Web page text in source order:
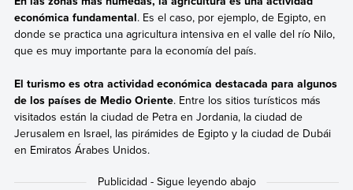
económica fundamental. Es el caso, por ejemplo, de Egipto, en
donde se practica una agricultura intensiva en el valle del río Nilo,
que es muy importante para la economía del país.
El turismo es otra actividad económica destacada para algunos
de los países de Medio Oriente. Entre los sitios turísticos más
visitados están la ciudad de Petra en Jordania, la ciudad de
Jerusalem en Israel, las pirámides de Egipto y la ciudad de Dubái
en Emiratos Árabes Unidos.